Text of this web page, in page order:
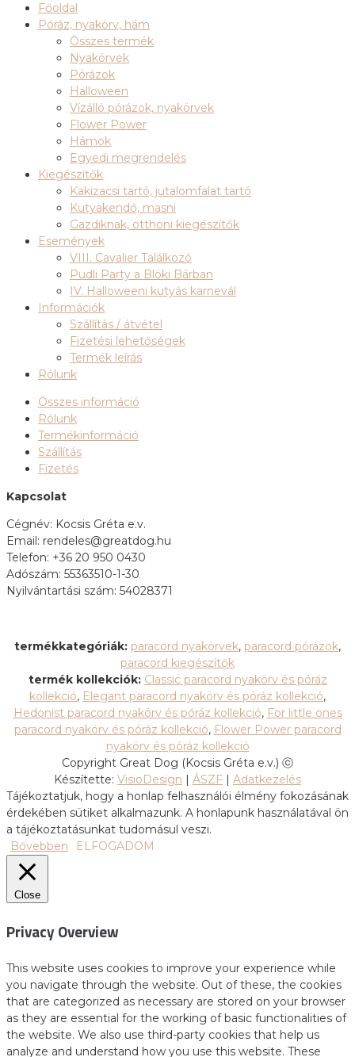
Főoldal
Póráz, nyakörv, hám
Összes termék
Nyakörvek
Pórázok
Halloween
Vízálló pórázok, nyakörvek
Flower Power
Hámok
Egyedi megrendelés
Kiegészítők
Kakizacsi tartó, jutalomfalat tartó
Kutyakendő, masni
Gazdiknak, otthoni kiegészítők
Események
VIII. Cavalier Találkozó
Pudli Party a Blöki Bárban
IV. Halloweeni kutyás karnevál
Információk
Szállítás / átvétel
Fizetési lehetőségek
Termék leírás
Rólunk
Összes információ
Rólunk
Termékinformáció
Szállítás
Fizetés
Kapcsolat
Cégnév: Kocsis Gréta e.v.
Email: rendeles@greatdog.hu
Telefon: +36 20 950 0430
Adószám: 55363510-1-30
Nyilvántartási szám: 54028371
termékkategóriák: paracord nyakörvek, paracord pórázok,
paracord kiegészítők
termék kollekciók: Classic paracord nyakörv és póráz
kollekció, Elegant paracord nyakörv és póráz kollekció,
Hedonist paracord nyakörv és póráz kollekció, For little ones
paracord nyakörv és póráz kollekció, Flower Power paracord
nyakörv és póráz kollekció
Copyright Great Dog (Kocsis Gréta e.v.) ⓒ
Készítette: VisioDesign | ÁSZF | Adatkezelés
Tájékoztatjuk, hogy a honlap felhasználói élmény fokozásának
érdekében sütiket alkalmazunk. A honlapunk használatával ön
a tájékoztatásunkat tudomásul veszi.
Bővebben
ELFOGADOM
Close
Privacy Overview
This website uses cookies to improve your experience while
you navigate through the website. Out of these, the cookies
that are categorized as necessary are stored on your browser
as they are essential for the working of basic functionalities of
the website. We also use third-party cookies that help us
analyze and understand how you use this website. These